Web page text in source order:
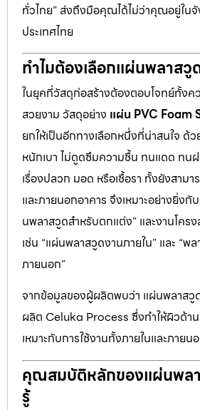
ทั่วไทย” ส่งถึงมือคุณได้ไม่ว่าคุณอยู่ใน
ประเทศไทย
ทำไมต้องเลือกแผ่นพลาสวู
ในยุคที่วัสดุก่อสร้างต้องตอบโจทย์ทั้งค
สวยงาม วัสดุอย่าง แผ่น PVC Foam
ยกให้เป็นอีกทางเลือกหนึ่งที่น่าสนใจ
หนักเบา ไม่ดูดซึมความชื้น ทนแดด ทน
เรื่องปลวก มอด หรือเชื้อรา ทั้งยังสามา
และภายนอกอาคาร จึงเหมาะอย่างยิ่ง
นพลาสวูดสำหรับตกแต่ง” และงานโครง
เช่น “แผ่นพลาสวูดงานภายใน” และ “พ
ภายนอก”
จากข้อมูลของผู้ผลิตพบว่า แผ่นพลาสวู
ผลิต Celuka Process ซึ่งทำให้ผิวด้า
เหมาะกับการใช้งานทั้งภายในและภาย
คุณสมบัติหลักของแผ่นพล
รู้